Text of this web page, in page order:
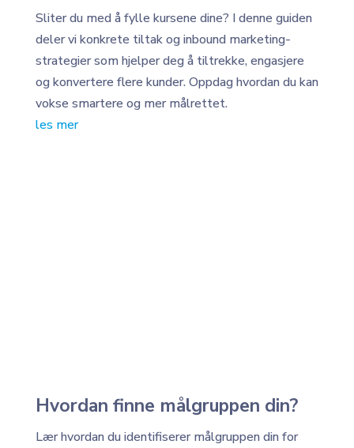
Sliter du med å fylle kursene dine? I denne guiden
deler vi konkrete tiltak og inbound marketing-
strategier som hjelper deg å tiltrekke, engasjere
og konvertere flere kunder. Oppdag hvordan du kan
vokse smartere og mer målrettet.
les mer
Hvordan finne målgruppen din?
Lær hvordan du identifiserer målgruppen din for